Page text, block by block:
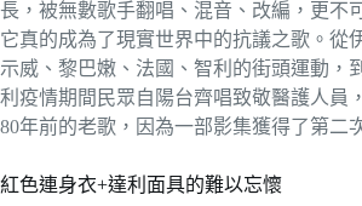
長，被無數歌手翻唱、混音、改編，更不
它真的成為了現實世界中的抗議之歌。從
示威、黎巴嫩、法國、智利的街頭運動，
利疫情期間民眾自陽台齊唱致敬醫護人員
80年前的老歌，因為一部影集獲得了第二
紅色連身衣+達利面具的難以忘懷